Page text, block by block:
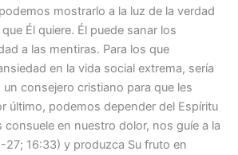
mostrarlo a la luz de la verdad
Él quiere. Él puede sanar los
a las mentiras. Para los que
en la vida social extrema, sería
consejero cristiano para que les
último, podemos depender del Espíritu
consuele en nuestro dolor, nos guíe a la
27; 16:33) y produzca Su fruto en